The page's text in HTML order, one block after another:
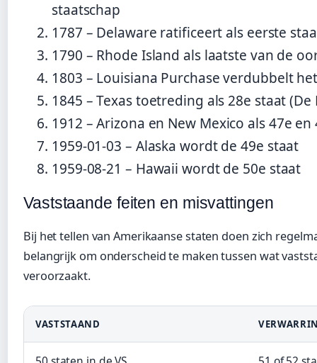
staatschap
1787 – Delaware ratificeert als eerste
1790 – Rhode Island als laatste van de
1803 – Louisiana Purchase verdubbelt
1845 – Texas toetreding als 28e staat (De
1912 – Arizona en New Mexico als 47e en
1959-01-03 – Alaska wordt de 49e staat
1959-08-21 – Hawaii wordt de 50e staat
Vaststaande feiten en misvattingen
Bij het tellen van Amerikaanse staten doen zich
belangrijk om onderscheid te maken tussen wat
veroorzaakt.
VASTSTAAND